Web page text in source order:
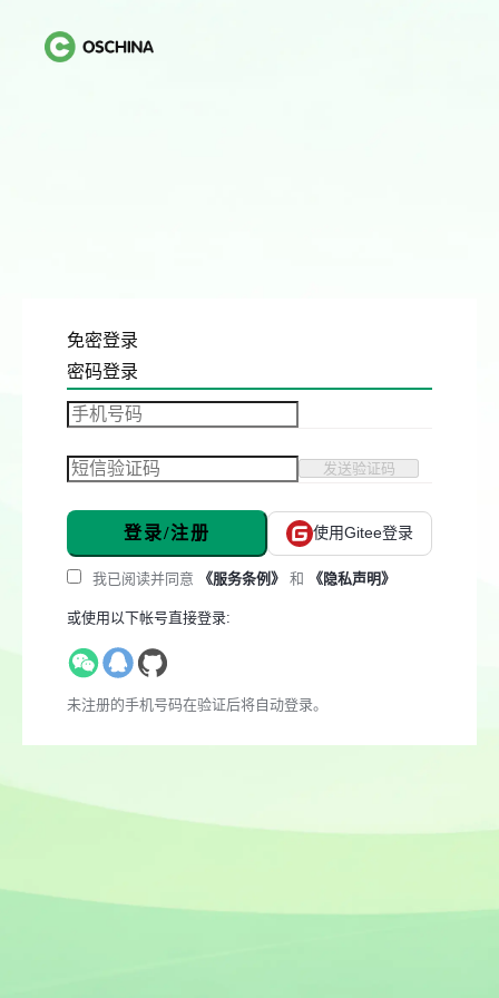
免密登录
密码登录
发送验证码
登录/注册 使用Gitee登录
我已阅读并同意 《服务条例》 和 《隐私声明》
或使用以下帐号直接登录:
未注册的手机号码在验证后将自动登录。